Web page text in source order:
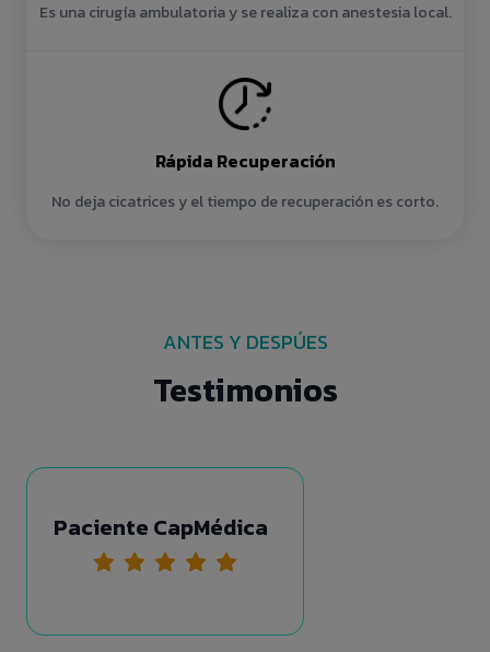
Es una cirugía ambulatoria y se realiza con anestesia local.
Rápida Recuperación
No deja cicatrices y el tiempo de recuperación es corto.
ANTES Y DESPÚES
Testimonios
Paciente CapMédica